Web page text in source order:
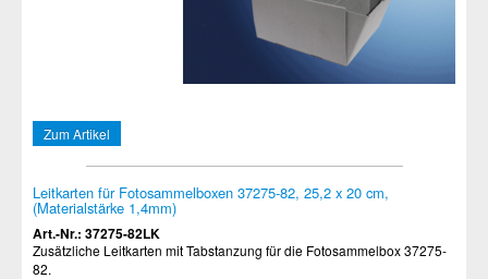
Zum Artikel
Leitkarten für Fotosammelboxen 37275-82, 25,2 x 20 cm,
(Materialstärke 1,4mm)
Art.-Nr.: 37275-82LK
Zusätzliche Leitkarten mit Tabstanzung für die Fotosammelbox 37275-
82.